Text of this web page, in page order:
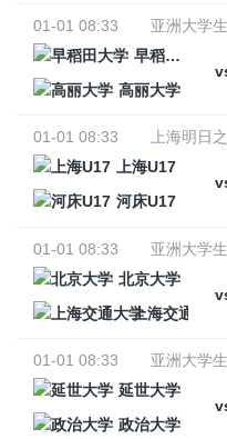
01-01 08:33
亚洲大学
早稻田大学
高丽大学
01-01 08:33
上海明日
上海U17
河床U17
01-01 08:33
亚洲大学
北京大学
上海交通大学
01-01 08:33
亚洲大学
延世大学
政治大学